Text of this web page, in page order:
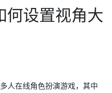
何设置视角大
人在线角色扮演游戏，其中